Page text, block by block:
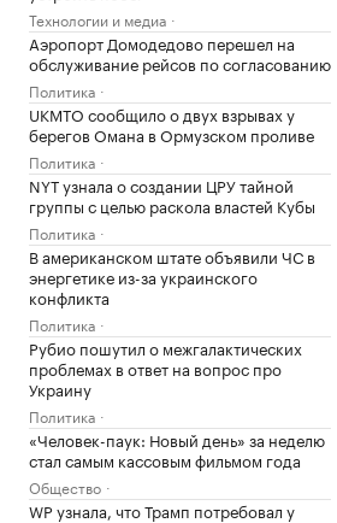
Технологии и медиа
Аэропорт Домодедово перешел на
обслуживание рейсов по согласованию
Политика
UKMTO сообщило о двух взрывах у
берегов Омана в Ормузском проливе
Политика
NYT узнала о создании ЦРУ тайной
группы с целью раскола властей Кубы
Политика
В американском штате объявили ЧС в
энергетике из-за украинского
конфликта
Политика
Рубио пошутил о межгалактических
проблемах в ответ на вопрос про
Украину
Политика
«Человек-паук: Новый день» за неделю
стал самым кассовым фильмом года
Общество
WP узнала, что Трамп потребовал у